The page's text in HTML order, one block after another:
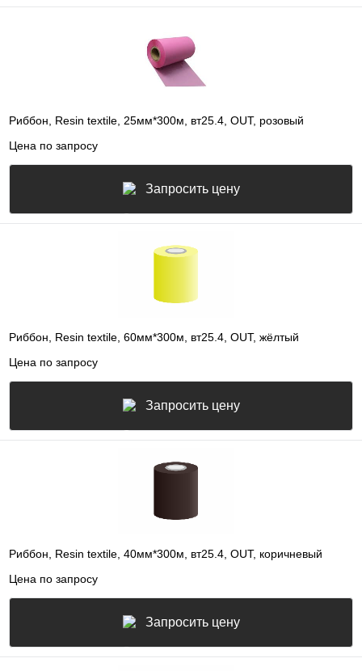
Риббон, Resin textile, 25мм*300м, вт25.4, OUT, розовый
Цена по запросу
Запросить цену
Риббон, Resin textile, 60мм*300м, вт25.4, OUT, жёлтый
Цена по запросу
Запросить цену
Риббон, Resin textile, 40мм*300м, вт25.4, OUT, коричневый
Цена по запросу
Запросить цену